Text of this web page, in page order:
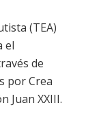
(TEA)
el
de
por Crea
Juan XXIII.